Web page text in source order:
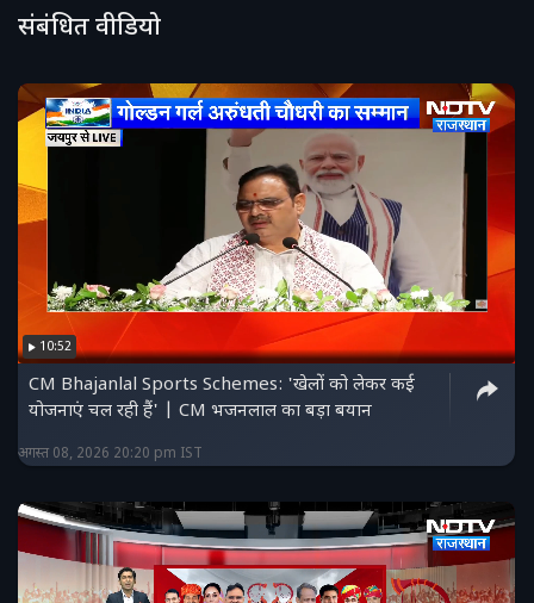
#PreventingBorewellAccidents
#ChildrenSafetyMeasures #ChildSafetyTips
#BorewellDeathPrevention #rajasthannews
संबंधित वीडियो
10:52
CM Bhajanlal Sports Schemes: 'खेलों को लेकर कई
योजनाएं चल रही हैं' | CM भजनलाल का बड़ा बयान
अगस्त 08, 2026 20:20 pm IST